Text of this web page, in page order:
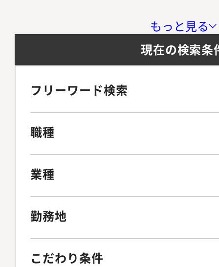
もっと見る
現在の検索条
フリーワード検索
職種
業種
勤務地
こだわり条件